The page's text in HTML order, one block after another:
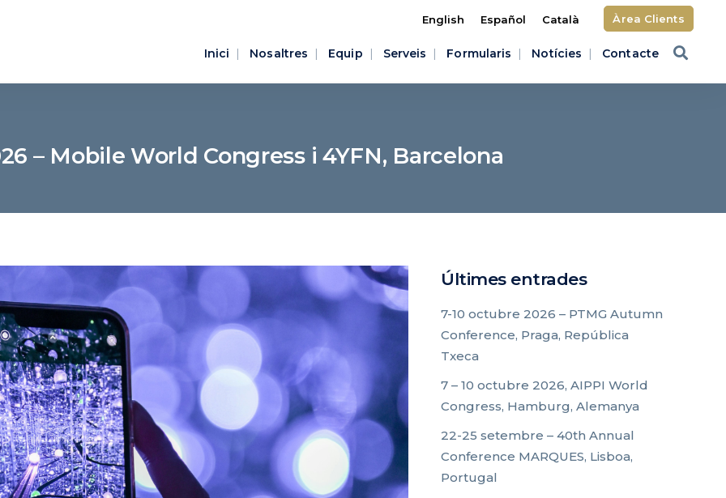
English Español Català Àrea Clients
Inici Nosaltres Equip Serveis Formularis Notícies Contacte
– Mobile World Congress i 4YFN, Barcelona
Últimes entrades
7-10 octubre 2026 – PTMG Autumn
Conference, Praga, República
Txeca
7 – 10 octubre 2026, AIPPI World
Congress, Hamburg, Alemanya
22-25 setembre – 40th Annual
Conference MARQUES, Lisboa,
Portugal